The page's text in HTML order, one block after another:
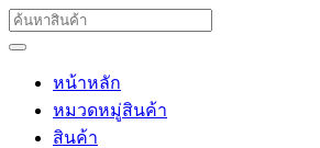
หน้าหลัก
หมวดหมู่สินค้า
สินค้า